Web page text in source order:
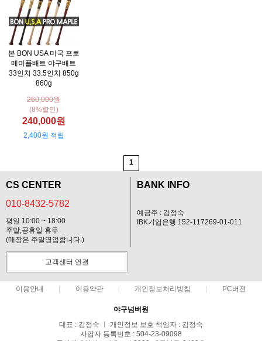
본 BON USA 미국 프로
메이플배트 야구배트
33인치 33.5인치 850g
860g
260,000원
(8%할인)
240,000원
2,400원 적립
1
CS CENTER
010-8432-5782
평일 10:00 ~ 18:00
주말,공휴일 휴무
(매장은 주말영업합니다.)
BANK INFO
예금주 : 김정숙
IBK기업은행 152-117269-01-011
고객센터 연결
이용안내 이용약관 개인정보처리방침 PC버전
야구넘버원
대표 : 김정숙 ㅣ 개인정보 보호 책임자 : 김정숙
사업자 등록번호 : 504-23-09098